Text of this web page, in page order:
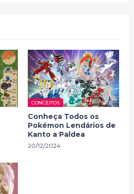
CONCEITOS
Conheça Todos os
Pokémon Lendários de
Kanto a Paldea
20/12/2024